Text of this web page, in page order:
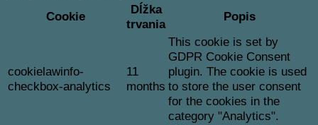
Cookie
Dĺžka
trvania
Popis
cookielawinfo-
checkbox-analytics
11
months
This cookie is set by
GDPR Cookie Consent
plugin. The cookie is used
to store the user consent
for the cookies in the
category "Analytics".